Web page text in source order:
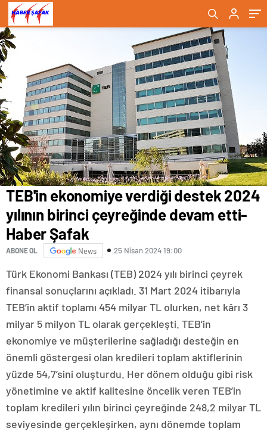
TEB'in ekonomiye verdiği destek 2024
yılının birinci çeyreğinde devam etti-
Haber Şafak
ABONE OL News 25 Nisan 2024 19:00
Türk Ekonomi Bankası (TEB) 2024 yılı birinci çeyrek
finansal sonuçlarını açıkladı. 31 Mart 2024 itibarıyla
TEB’in aktif toplamı 454 milyar TL olurken, net kârı 3
milyar 5 milyon TL olarak gerçekleşti. TEB’in
ekonomiye ve müşterilerine sağladığı desteğin en
önemli göstergesi olan kredileri toplam aktiflerinin
yüzde 54,7’sini oluşturdu. Her dönem olduğu gibi risk
yönetimine ve aktif kalitesine öncelik veren TEB’in
toplam kredileri yılın birinci çeyreğinde 248,2 milyar TL
seviyesinde gerçekleşirken, aynı dönemde toplam
Haber Şafak
Şafak